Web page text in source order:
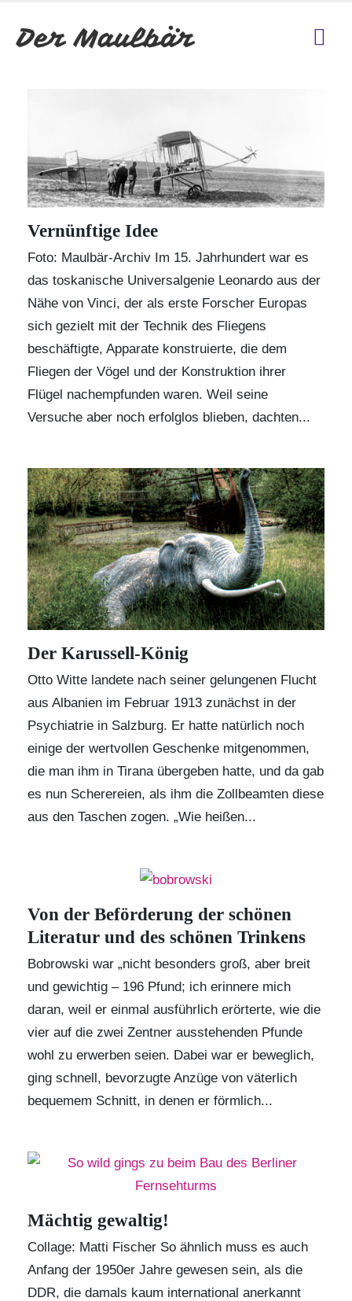
Vernünftige Idee
Foto: Maulbär-Archiv Im 15. Jahrhundert war es
das toskanische Universalgenie Leonardo aus der
Nähe von Vinci, der als erste Forscher Europas
sich gezielt mit der Technik des Fliegens
beschäftigte, Apparate konstruierte, die dem
Fliegen der Vögel und der Konstruktion ihrer
Flügel nachempfunden waren. Weil seine
Versuche aber noch erfolglos blieben, dachten...
Der Karussell-König
Otto Witte landete nach seiner gelungenen Flucht
aus Albanien im Februar 1913 zunächst in der
Psychiatrie in Salzburg. Er hatte natürlich noch
einige der wertvollen Geschenke mitgenommen,
die man ihm in Tirana übergeben hatte, und da gab
es nun Scherereien, als ihm die Zollbeamten diese
aus den Taschen zogen. „Wie heißen...
Von der Beförderung der schönen
Literatur und des schönen Trinkens
Bobrowski war „nicht besonders groß, aber breit
und gewichtig – 196 Pfund; ich erinnere mich
daran, weil er einmal ausführlich erörterte, wie die
vier auf die zwei Zentner ausstehenden Pfunde
wohl zu erwerben seien. Dabei war er beweglich,
ging schnell, bevorzugte Anzüge von väterlich
bequemem Schnitt, in denen er förmlich...
Mächtig gewaltig!
Collage: Matti Fischer So ähnlich muss es auch
Anfang der 1950er Jahre gewesen sein, als die
DDR, die damals kaum international anerkannt